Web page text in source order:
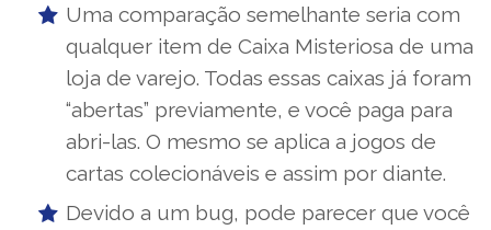
Uma comparação semelhante seria com
qualquer item de Caixa Misteriosa de uma
loja de varejo. Todas essas caixas já foram
“abertas” previamente, e você paga para
abri-las. O mesmo se aplica a jogos de
cartas colecionáveis ​​e assim por diante.
Devido a um bug, pode parecer que você